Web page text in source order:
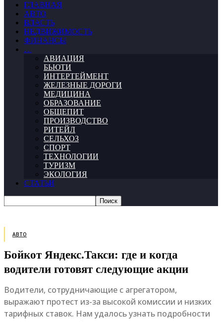
ГЛАВНАЯ
АВТО
ВЛАСТЬ
НЕДВИЖИМОСТЬ
ФИНАНСЫ
…
АВИАЦИЯ
БЬЮТИ
ИНТЕРТЕЙМЕНТ
ЖЕЛЕЗНЫЕ ДОРОГИ
МЕДИЦИНА
ОБРАЗОВАНИЕ
ОБЩЕПИТ
ПРОИЗВОДСТВО
РИТЕЙЛ
СЕЛЬХОЗ
СПОРТ
ТЕХНОЛОГИИ
ТУРИЗМ
ЭКОЛОГИЯ
СТАТЬИ
АВТО
Бойкот Яндекс.Такси: где и когда
водители готовят следующие акции
Водители, сотрудничающие с агрегатором,
выражают протест из-за высокой комиссии и низких
тарифных ставок. Нам удалось узнать подробности